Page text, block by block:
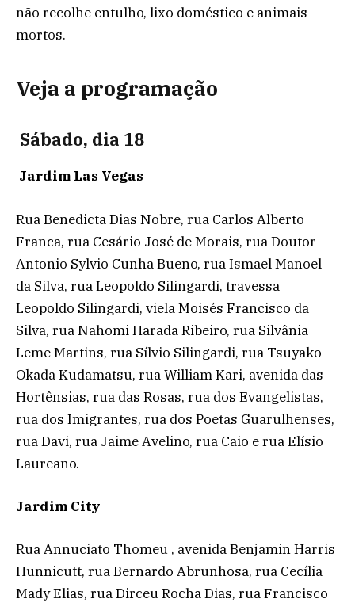
não recolhe entulho, lixo doméstico e animais
mortos.
Veja a programação
Sábado, dia 18
Jardim Las Vegas
Rua Benedicta Dias Nobre, rua Carlos Alberto
Franca, rua Cesário José de Morais, rua Doutor
Antonio Sylvio Cunha Bueno, rua Ismael Manoel
da Silva, rua Leopoldo Silingardi, travessa
Leopoldo Silingardi, viela Moisés Francisco da
Silva, rua Nahomi Harada Ribeiro, rua Silvânia
Leme Martins, rua Sílvio Silingardi, rua Tsuyako
Okada Kudamatsu, rua William Kari, avenida das
Hortênsias, rua das Rosas, rua dos Evangelistas,
rua dos Imigrantes, rua dos Poetas Guarulhenses,
rua Davi, rua Jaime Avelino, rua Caio e rua Elísio
Laureano.
Jardim City
Rua Annuciato Thomeu , avenida Benjamin Harris
Hunnicutt, rua Bernardo Abrunhosa, rua Cecília
Mady Elias, rua Dirceu Rocha Dias, rua Francisco